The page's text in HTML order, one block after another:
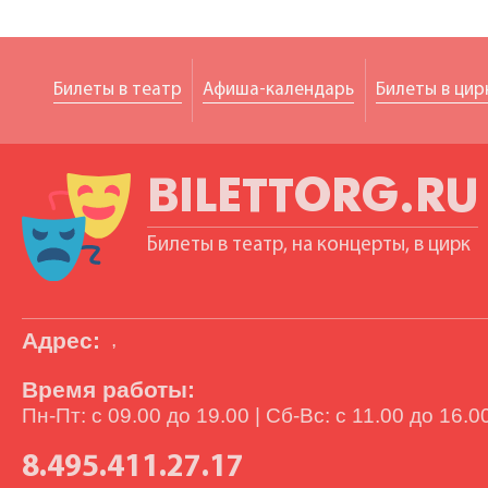
Билеты в театр Афиша-календарь Билеты в
BILETTORG.RU
Билеты в театр, на концерты, в цирк
Адрес: ,
Время работы:
Пн-Пт: с 09.00 до 19.00 | Сб-Вс: с 11.00 до
8.495.411.27.17